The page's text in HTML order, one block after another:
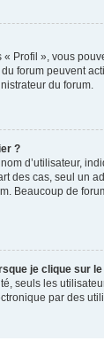
Profil », vous
forum peuvent
du forum.
?
d’utilisateur,
des cas, seul un
Beaucoup de
je clique sur
seuls les
par des